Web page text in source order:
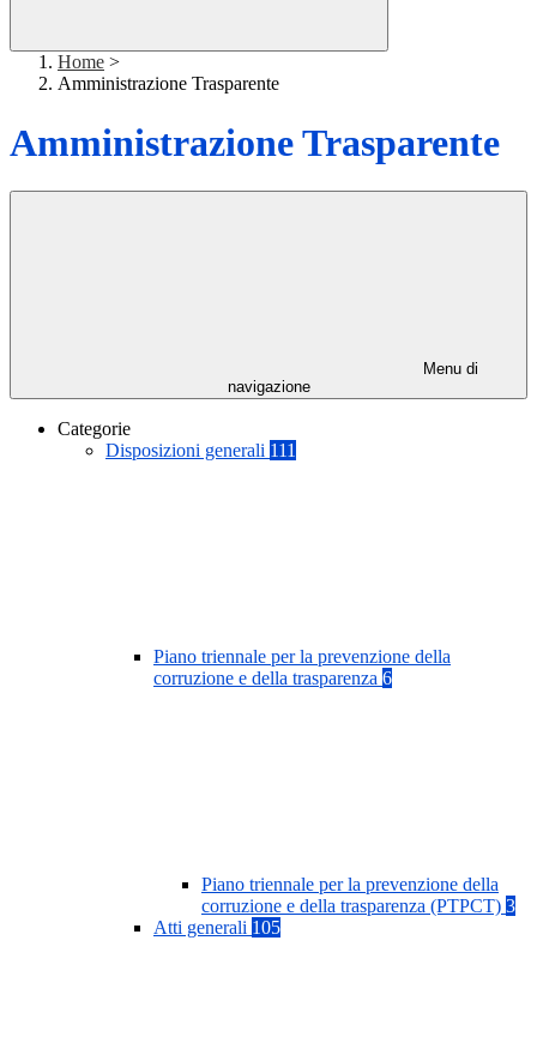
Home >
Amministrazione Trasparente
Amministrazione Trasparente
Menu di
navigazione
Categorie
Disposizioni generali 111
Piano triennale per la prevenzione della
corruzione e della trasparenza 6
Piano triennale per la prevenzione della
corruzione e della trasparenza (PTPCT) 3
Atti generali 105